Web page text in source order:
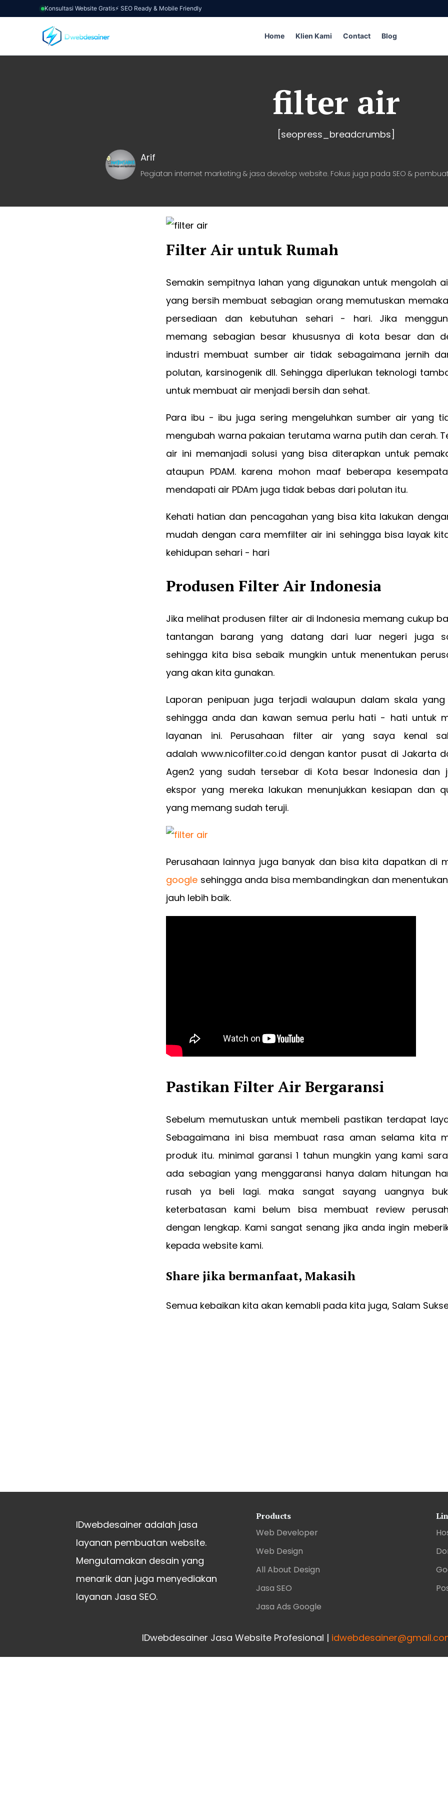
Konsultasi Website Gratis⚡ SEO Ready & Mobile Friendly
Home Klien Kami Contact Blog
filter air
[seopress_breadcrumbs]
Arif
Pegiatan internet marketing & jasa develop website. Fokus juga pada SEO &
Filter Air untuk Rumah
Semakin sempitnya lahan yang digunakan untuk mengolah
yang bersih membuat sebagian orang memutuskan
persediaan dan kebutuhan sehari - hari. Jika
memang sebagian besar khususnya di kota besar dan
industri membuat sumber air tidak sebagaimana jernih
polutan, karsinogenik dll. Sehingga diperlukan teknologi
untuk membuat air menjadi bersih dan sehat.
Para ibu - ibu juga sering mengeluhkan sumber air yang
mengubah warna pakaian terutama warna putih dan cerah.
air ini memanjadi solusi yang bisa diterapkan untuk
ataupun PDAM. karena mohon maaf beberapa
mendapati air PDAm juga tidak bebas dari polutan itu.
Kehati hatian dan pencagahan yang bisa kita lakukan
mudah dengan cara memfilter air ini sehingga bisa layak
kehidupan sehari - hari
Produsen Filter Air Indonesia
Jika melihat produsen filter air di Indonesia memang cukup
tantangan barang yang datang dari luar negeri juga
sehingga kita bisa sebaik mungkin untuk menentukan
yang akan kita gunakan.
Laporan penipuan juga terjadi walaupun dalam skala
sehingga anda dan kawan semua perlu hati - hati untuk
layanan ini. Perusahaan filter air yang saya kenal
adalah www.nicofilter.co.id dengan kantor pusat di Jakarta
Agen2 yang sudah tersebar di Kota besar Indonesia dan
ekspor yang mereka lakukan menunjukkan kesiapan dan
yang memang sudah teruji.
Perusahaan lainnya juga banyak dan bisa kita dapatkan di
google sehingga anda bisa membandingkan dan
jauh lebih baik.
Pastikan Filter Air Bergaransi
Sebelum memutuskan untuk membeli pastikan terdapat
Sebagaimana ini bisa membuat rasa aman selama kita
produk itu. minimal garansi 1 tahun mungkin yang kami
ada sebagian yang menggaransi hanya dalam hitungan
rusah ya beli lagi. maka sangat sayang uangnya
keterbatasan kami belum bisa membuat review
dengan lengkap. Kami sangat senang jika anda ingin
kepada website kami.
Share jika bermanfaat, Makasih
Semua kebaikan kita akan kemabli pada kita juga, Salam
IDwebdesainer adalah jasa
layanan pembuatan website.
Mengutamakan desain yang
menarik dan juga menyediakan
layanan Jasa SEO.
Products
Web Developer
Web Design
All About Design
Jasa SEO
Jasa Ads Google
IDwebdesainer Jasa Website Profesional |